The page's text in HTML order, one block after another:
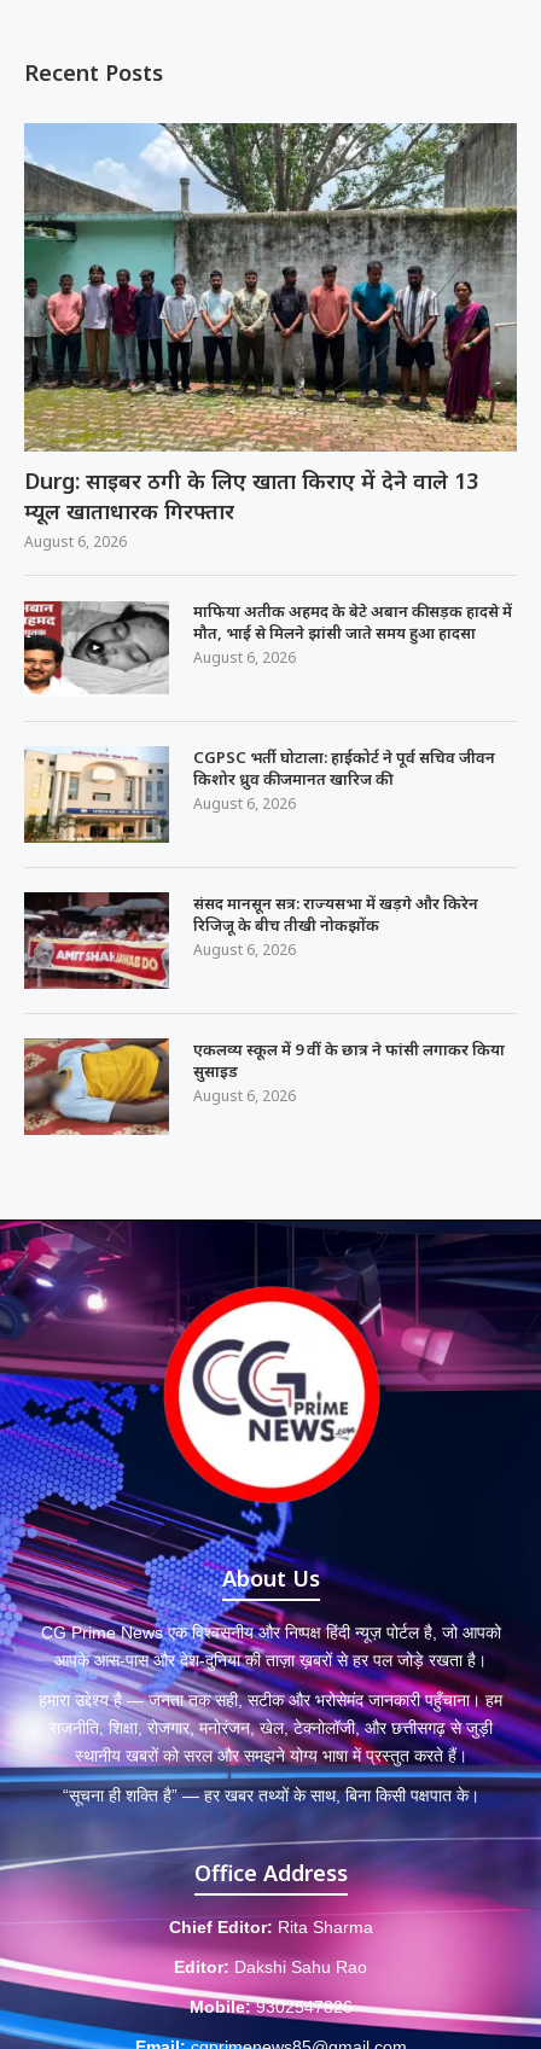
Recent Posts
Durg: साइबर ठगी के लिए खाता किराए में देने वाले 13
म्यूल खाताधारक गिरफ्तार
August 6, 2026
माफिया अतीक अहमद के बेटे अबान की सड़क हादसे में
मौत, भाई से मिलने झांसी जाते समय हुआ हादसा
August 6, 2026
CGPSC भर्ती घोटाला: हाईकोर्ट ने पूर्व सचिव जीवन
किशोर ध्रुव की जमानत खारिज की
August 6, 2026
संसद मानसून सत्र: राज्यसभा में खड़गे और किरेन
रिजिजू के बीच तीखी नोकझोंक
August 6, 2026
एकलव्य स्कूल में 9 वीं के छात्र ने फांसी लगाकर किया
सुसाइड
August 6, 2026
About Us
CG Prime News एक विश्वसनीय और निष्पक्ष हिंदी न्यूज़ पोर्टल है, जो आपको
आपके आस-पास और देश-दुनिया की ताज़ा ख़बरों से हर पल जोड़े रखता है।
हमारा उद्देश्य है — जनता तक सही, सटीक और भरोसेमंद जानकारी पहुँचाना। हम
राजनीति, शिक्षा, रोजगार, मनोरंजन, खेल, टेक्नोलॉजी, और छत्तीसगढ़ से जुड़ी
स्थानीय खबरों को सरल और समझने योग्य भाषा में प्रस्तुत करते हैं।
“सूचना ही शक्ति है” — हर खबर तथ्यों के साथ, बिना किसी पक्षपात के।
Office Address
Chief Editor: Rita Sharma
Editor: Dakshi Sahu Rao
Mobile: 9302547826